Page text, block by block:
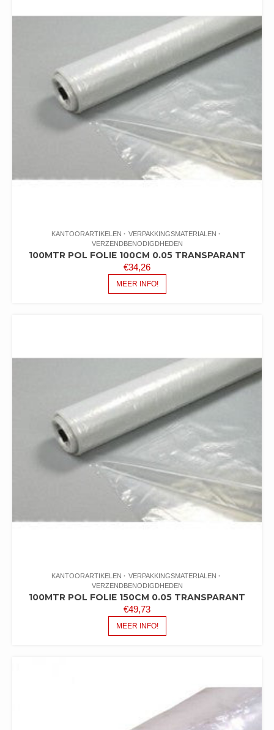
KANTOORARTIKELEN
VERPAKKINGSMATERIALEN
VERZENDBENODIGDHEDEN
100MTR POL FOLIE 100CM 0.05 TRANSPARANT
€34,26
MEER INFO!
KANTOORARTIKELEN
VERPAKKINGSMATERIALEN
VERZENDBENODIGDHEDEN
100MTR POL FOLIE 150CM 0.05 TRANSPARANT
€49,73
MEER INFO!